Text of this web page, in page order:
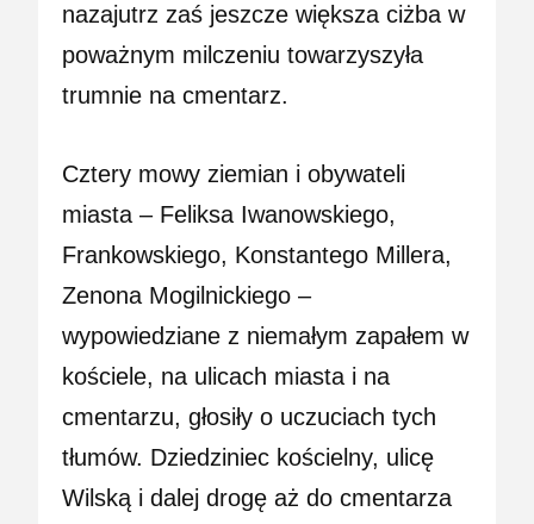
nazajutrz zaś jeszcze większa ciżba w
poważnym milczeniu towarzyszyła
trumnie na cmentarz.
Cztery mowy ziemian i obywateli
miasta – Feliksa Iwanowskiego,
Frankowskiego, Konstantego Millera,
Zenona Mogilnickiego –
wypowiedziane z niemałym zapałem w
kościele, na ulicach miasta i na
cmentarzu, głosiły o uczuciach tych
tłumów. Dziedziniec kościelny, ulicę
Wilską i dalej drogę aż do cmentarza